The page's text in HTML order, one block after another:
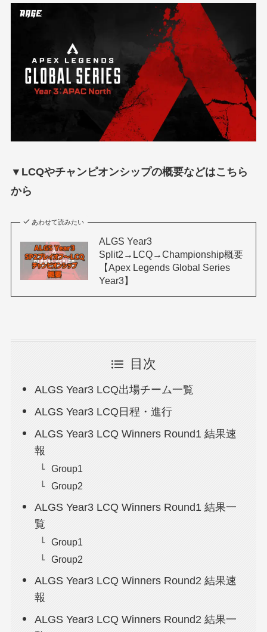
▼LCQやチャンピオンシップの概要などはこちら
から
あわせて読みたい
ALGS Year3
Split2→LCQ→Championship概要
【Apex Legends Global Series
Year3】
目次
ALGS Year3 LCQ出場チーム一覧
ALGS Year3 LCQ日程・進行
ALGS Year3 LCQ Winners Round1 結果速
報
Group1
Group2
ALGS Year3 LCQ Winners Round1 結果一
覧
Group1
Group2
ALGS Year3 LCQ Winners Round2 結果速
報
ALGS Year3 LCQ Winners Round2 結果一